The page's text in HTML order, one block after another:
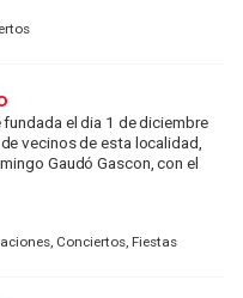
el dia 1 de diciembre
vecinos de esta localidad,
Gaudó Gascon, con el
Conciertos, Fiestas